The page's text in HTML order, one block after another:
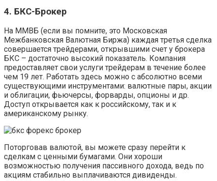
4. БКС-Брокер
На ММВБ (если вы помните, это Московская
Межбанковская Валютная Биржа) каждая третья сделка
совершается трейдерами, открывшими счет у брокера
БКС – достаточно высокий показатель. Компания
предоставляет свои услуги трейдерам в течение более
чем 19 лет. Работать здесь можно с абсолютно всеми
существующими инструментами: валютные пары, акции
и облигации, фьючерсы, форварды, опционы и др.
Доступ открывается как к российскому, так и к
американскому рынку.
Поторговав валютой, вы можете сразу перейти к
сделкам с ценными бумагами. Они хороши
возможностью получения пассивного дохода, ведь по
акциям стабильно выплачиваются дивиденды.